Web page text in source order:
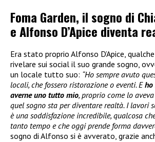
Foma Garden, il sogno di
e Alfonso D’Apice diventa
Era stato proprio Alfonso D’Apice,
rivelare sui social il suo grande sogno,
un locale tutto suo: “Ho sempre avuto
locali, che fossero ristorazione o eventi. Eho
averne uno tutto mio, proprio come lo
quel sogno sta per diventare realtà. I lavori
è una soddisfazione incredibile, qualcosa
tanto tempo e che oggi prende forma
sogno di Alfonso si è avverato, grazie